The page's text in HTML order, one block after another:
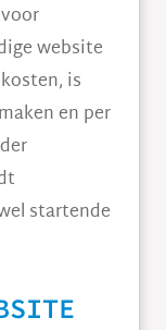
website
is
en per
startende